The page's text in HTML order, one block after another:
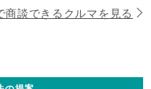
商談できるクルマを見る